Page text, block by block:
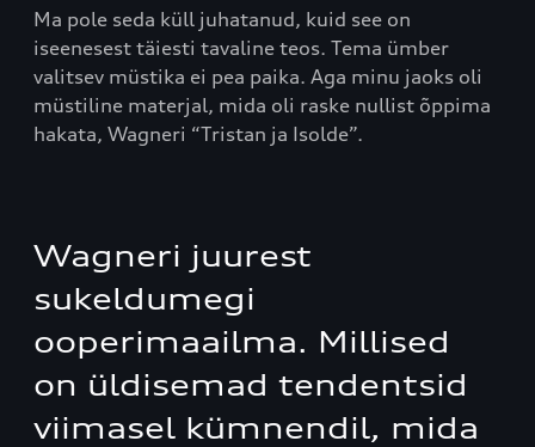
Ma pole seda küll juhatanud, kuid see on
iseenesest täiesti tavaline teos. Tema ümber
valitsev müstika ei pea paika. Aga minu jaoks oli
müstiline materjal, mida oli raske nullist õppima
hakata, Wagneri “Tristan ja Isolde”.
Wagneri juurest
sukeldumegi
ooperimaailma. Millised
on üldisemad tendentsid
viimasel kümnendil, mida